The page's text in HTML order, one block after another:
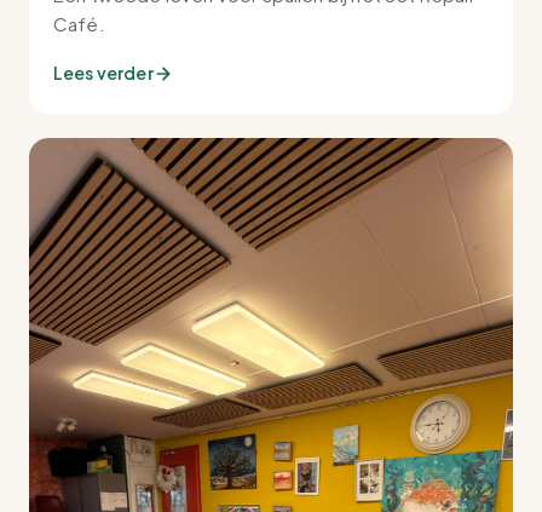
Café.
Lees verder